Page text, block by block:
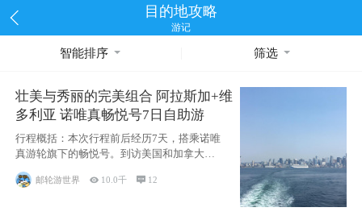
目的地攻略
游记
智能排序 筛选
壮美与秀丽的完美组合 阿拉斯加+维
多利亚 诺唯真畅悦号7日自助游
行程概括：本次行程前后经历7天，搭乘诺唯
真游轮旗下的畅悦号。到访美国和加拿大的4
个州/省：美国华盛顿州
邮轮游世界  10.0千  12